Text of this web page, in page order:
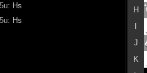
Hs
Hs
H
J
K